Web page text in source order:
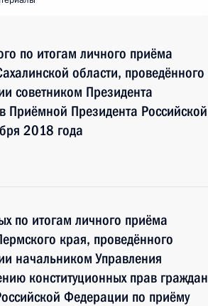
по итогам личного приёма
области, проведённого
советником Президента
Приёмной Президента Российской
2018 года
по итогам личного приёма
края, проведённого
начальником Управления
конституционных прав граждан
Федерации по приёму